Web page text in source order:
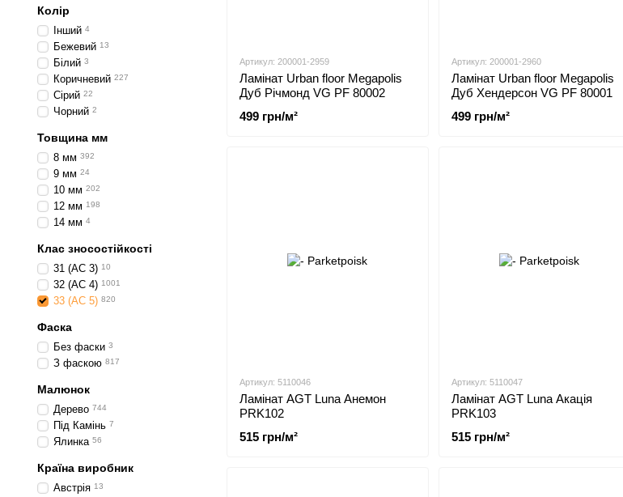
Артикул: 200001-2959
Ламінат Urban floor Megapolis
Дуб Річмонд VG PF 80002
499 грн/м²
Артикул: 200001-2960
Ламінат Urban floor Megapolis
Дуб Хендерсон VG PF 80001
499 грн/м²
Артикул: 5110046
Ламінат AGT Luna Анемон
PRK102
515 грн/м²
Артикул: 5110047
Ламінат AGT Luna Акація
PRK103
515 грн/м²
Колір
Інший 4
Бежевий 13
Білий 3
Коричневий 227
Сірий 22
Чорний 2
Товщина мм
8 мм 392
9 мм 24
10 мм 202
12 мм 198
14 мм 4
Клас зносостійкості
31 (АС 3) 10
32 (АС 4) 1001
33 (АС 5) 820
Фаска
Без фаски 3
З фаскою 817
Малюнок
Дерево 744
Під Камінь 7
Ялинка 56
Країна виробник
Австрія 13